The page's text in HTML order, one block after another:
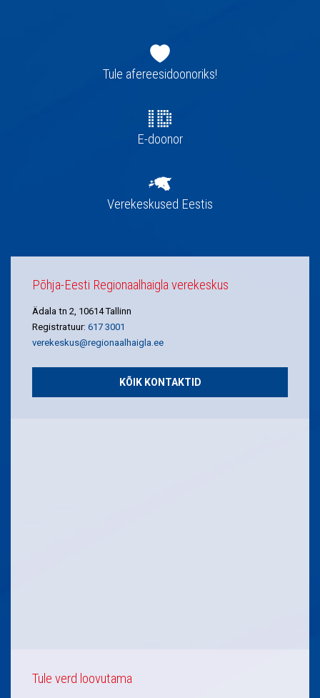
navigatsioonTule afereesidoonoriks!
E-doonor
Verekeskused Eestis
Põhja-Eesti Regionaalhaigla verekeskus
Ädala tn 2, 10614 Tallinn
Registratuur: 617 3001
verekeskus@regionaalhaigla.ee
KÕIK KONTAKTID
Tule verd loovutama